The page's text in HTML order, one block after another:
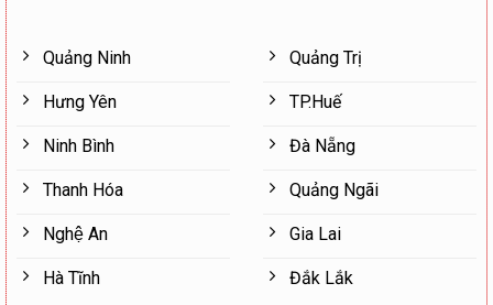
Quảng Ninh
Hưng Yên
Ninh Bình
Thanh Hóa
Nghệ An
Hà Tĩnh
Quảng Trị
TP.Huế
Đà Nẵng
Quảng Ngãi
Gia Lai
Đắk Lắk